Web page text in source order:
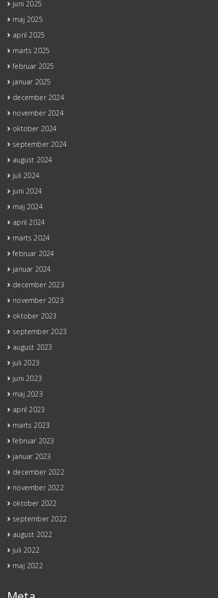
juni 2025
maj 2025
april 2025
marts 2025
februar 2025
januar 2025
december 2024
november 2024
oktober 2024
september 2024
august 2024
juli 2024
juni 2024
maj 2024
april 2024
marts 2024
februar 2024
januar 2024
december 2023
november 2023
oktober 2023
september 2023
august 2023
juli 2023
juni 2023
maj 2023
april 2023
marts 2023
februar 2023
januar 2023
december 2022
november 2022
oktober 2022
september 2022
august 2022
juli 2022
maj 2022